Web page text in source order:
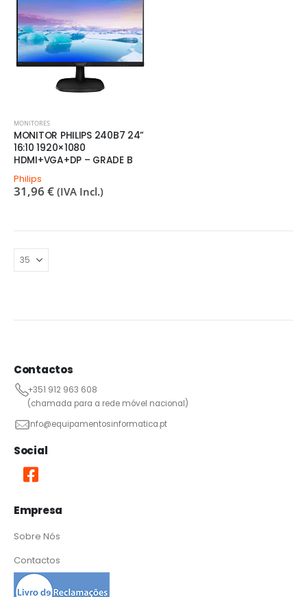
MONITORES
MONITOR PHILIPS 240B7 24”
16:10 1920×1080
HDMI+VGA+DP – GRADE B
Philips
31,96 € (IVA Incl.)
Contactos
+351 912 963 608
(chamada para a rede móvel nacional)
info@equipamentosinformatica.pt
Social
Empresa
Sobre Nós
Contactos